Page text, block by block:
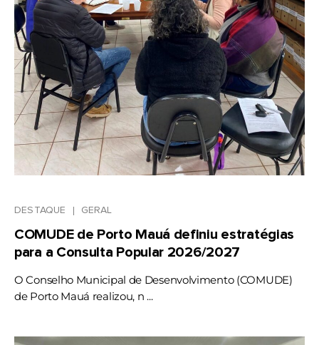
DESTAQUE GERAL
COMUDE de Porto Mauá definiu estratégias
para a Consulta Popular 2026/2027
O Conselho Municipal de Desenvolvimento (COMUDE)
de Porto Mauá realizou, n ...